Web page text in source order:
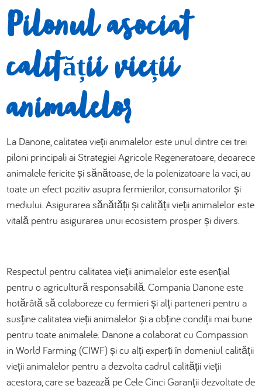
DEUTSCH
العربية
Pilonul asociat
calității vieții
animalelor
La Danone, calitatea vieții animalelor este unul dintre cei trei
piloni principali ai Strategiei Agricole Regeneratoare, deoarece
animalele fericite și sănătoase, de la polenizatoare la vaci, au
toate un efect pozitiv asupra fermierilor, consumatorilor și
mediului. Asigurarea sănătății și calității vieții animalelor este
vitală pentru asigurarea unui ecosistem prosper și divers.
Respectul pentru calitatea vieții animalelor este esențial
pentru o agricultură responsabilă. Compania Danone este
hotărâtă să colaboreze cu fermieri și alți parteneri pentru a
susține calitatea vieții animalelor și a obține condiții mai bune
pentru toate animalele. Danone a colaborat cu Compassion
in World Farming (CIWF) și cu alți experți în domeniul calității
vieții animalelor pentru a dezvolta cadrul calității vieții
acestora, care se bazează pe Cele Cinci Garanții dezvoltate de